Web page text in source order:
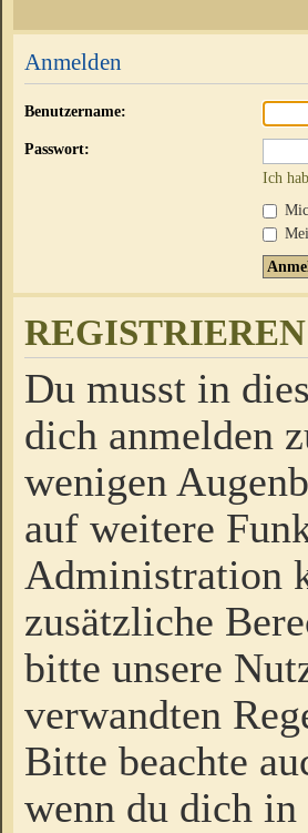
Anmelden
Benutzername:
Passwort:
Ich
REGISTRIEREN
Du musst in
dich anmelden
wenigen
auf weitere
Administration
zusätzliche
bitte unsere
verwandten
Bitte beachte
wenn du dich in